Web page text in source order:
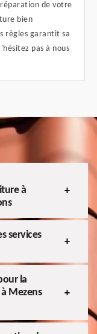
de votre
bien
règles garantit sa
pas à nous
à
services
la
Mezens